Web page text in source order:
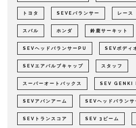
トヨタ SEVEバランサー レース
スバル ホンダ 鈴鹿サーキット
SEVヘッドバランサーPU SEVボディ
SEVエアバルブキャップ スタッフ
スーパーオートバックス SEV GENKI
SEVアバンアーム SEVヘッドバランサ
SEVトランスコア SEV 3ビーム